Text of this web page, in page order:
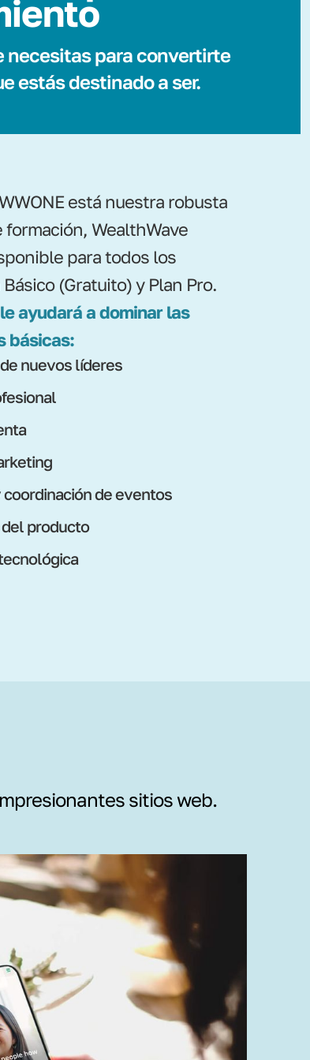
necesitas para convertirte
estás destinado a ser.
está nuestra robusta
WealthWave
para todos los
(Gratuito) y Plan Pro.
ayudará a dominar las
básicas:
nuevos líderes
coordinación de eventos
producto
sitios web.